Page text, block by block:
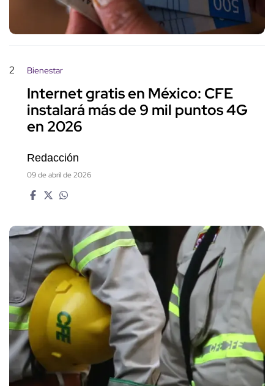
2 Bienestar
Internet gratis en México: CFE
instalará más de 9 mil puntos 4G
en 2026
Redacción
09 de abril de 2026